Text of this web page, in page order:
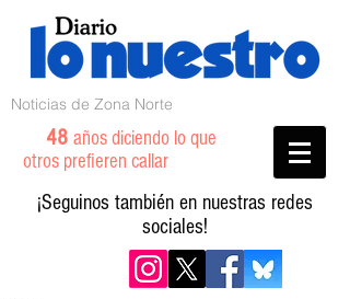
Noticias de Zona Norte
48 años diciendo lo que
otros prefieren callar
¡Seguinos también en nuestras redes
sociales!